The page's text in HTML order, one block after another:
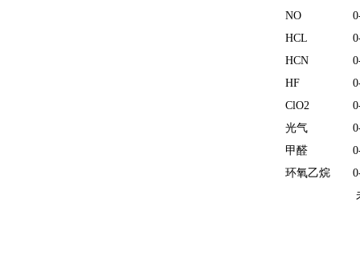
NO
HCL
HCN
HF
ClO2
光气
甲醛
环氧乙烷
未列气